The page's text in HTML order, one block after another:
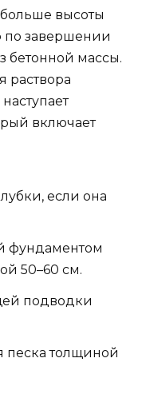
высоты
по завершении
бетонной массы.
раствора
включает
если она
фундаментом
50–60 см.
подводки
песка толщиной